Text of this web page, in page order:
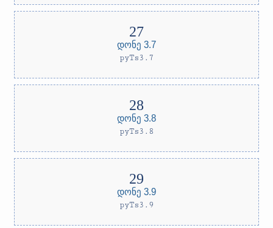
დონე 3.7
pyTs3.7
დონე 3.8
pyTs3.8
დონე 3.9
pyTs3.9